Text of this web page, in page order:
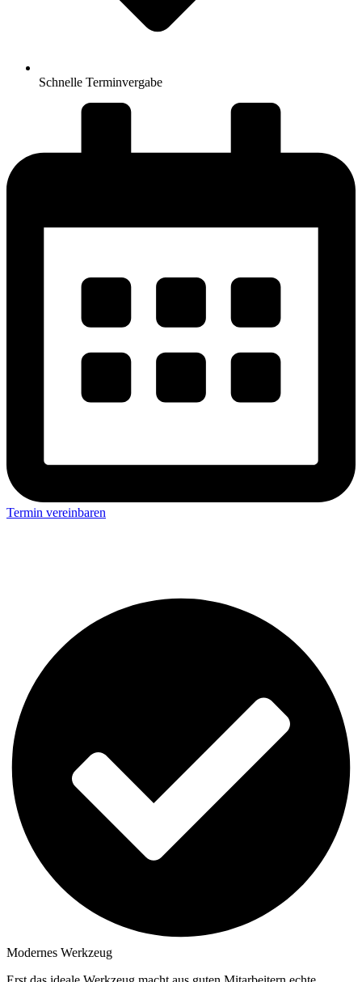
Schnelle Terminvergabe
Termin vereinbaren
Modernes Werkzeug